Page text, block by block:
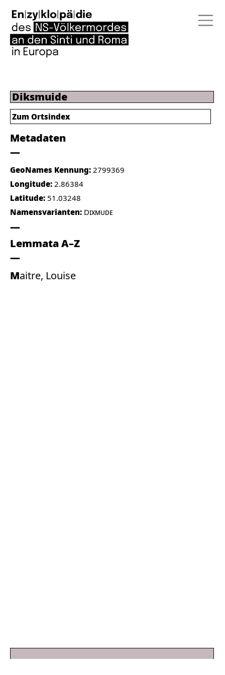
Diksmuide
Metadaten
GeoNames Kennung: 2799369
Longitude: 2.86384
Latitude: 51.03248
Namensvarianten: Dixmude
Lemmata A–Z
Maitre, Louise
Zum Ortsindex